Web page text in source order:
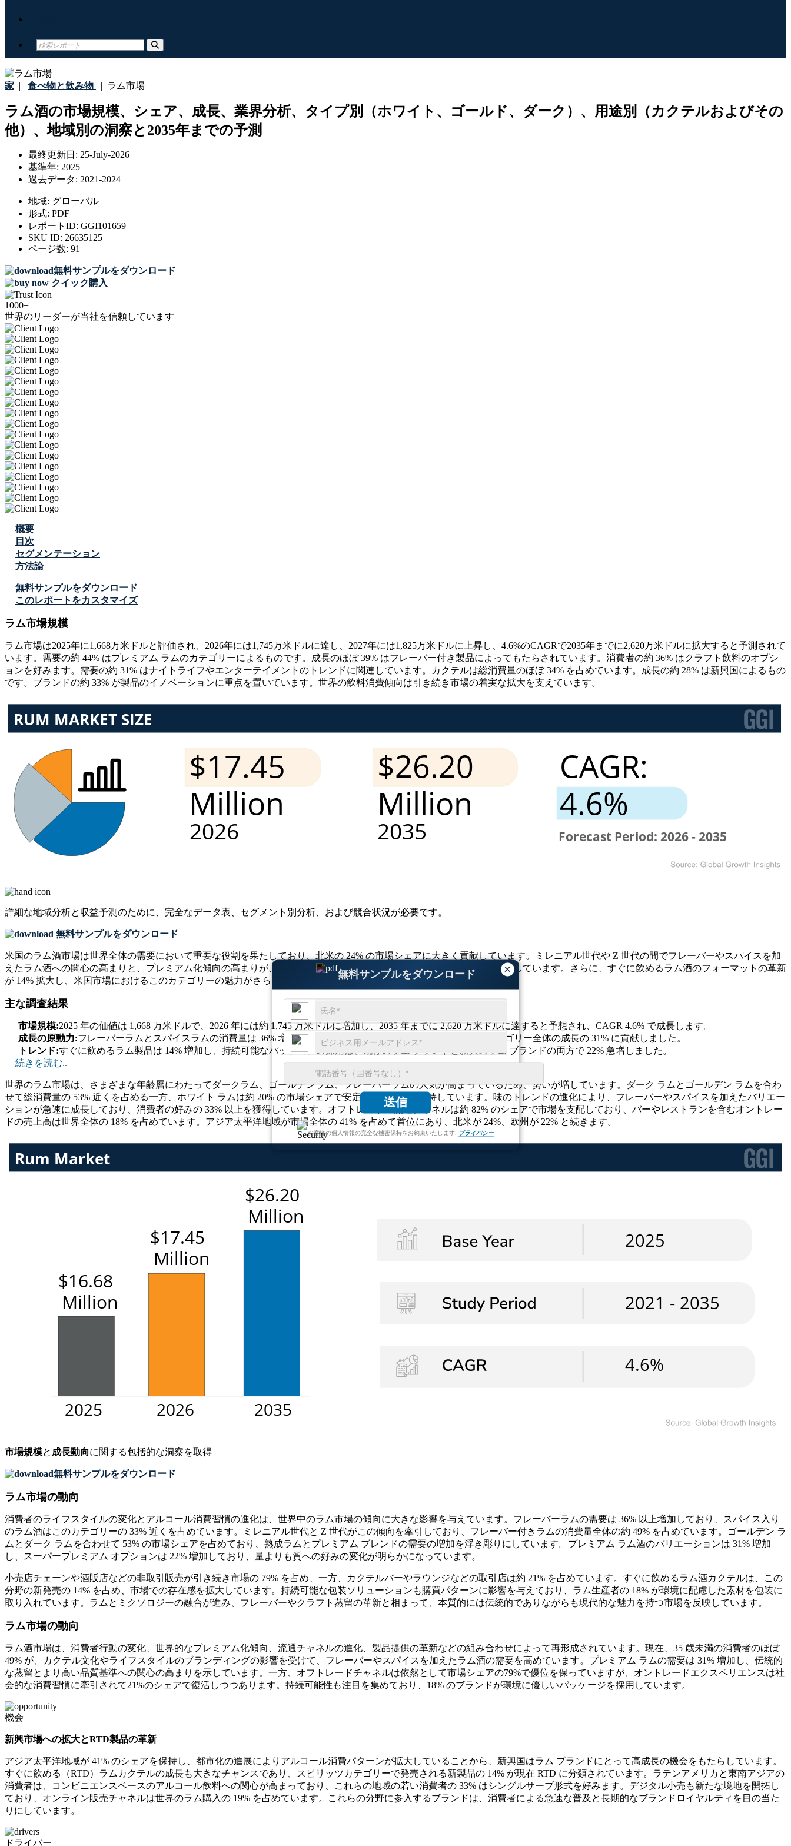
家 | 食べ物と飲み物 | ラム市場
ラム酒の市場規模、シェア、成長、業界分析、タイプ別（ホワイト、ゴールド、ダーク）、用途別（カクテルおよびその
他）、地域別の洞察と2035年までの予測
最終更新日: 25-July-2026
基準年: 2025
過去データ: 2021-2024
地域: グローバル
形式: PDF
レポートID: GGI101659
SKU ID: 26635125
ページ数: 91
無料サンプルをダウンロード
クイック購入
1000+
世界のリーダーが当社を信頼しています
×
無料サンプルをダウンロード
送信
お客様の個人情報の完全な機密保持をお約束いたします. プライバシー
概要
目次
セグメンテーション
方法論
無料サンプルをダウンロード
このレポートをカスタマイズ
ラム市場規模
ラム市場は2025年に1,668万米ドルと評価され、2026年には1,745万米ドルに達し、2027年には1,825万米ドルに上昇し、4.6%のCAGRで2035年までに2,620万米ドルに拡大すると予測されて
います。需要の約 44% はプレミアム ラムのカテゴリーによるものです。成長のほぼ 39% はフレーバー付き製品によってもたらされています。消費者の約 36% はクラフト飲料のオプシ
ョンを好みます。需要の約 31% はナイトライフやエンターテイメントのトレンドに関連しています。カクテルは総消費量のほぼ 34% を占めています。成長の約 28% は新興国によるもの
です。ブランドの約 33% が製品のイノベーションに重点を置いています。世界の飲料消費傾向は引き続き市場の着実な拡大を支えています。
詳細な地域分析と収益予測のために、 完全なデータ表、セグメント別分析、および競合状況が必要です。
無料サンプルをダウンロード
米国のラム酒市場は世界全体の需要において重要な役割を果たしており、北米の 24% の市場シェアに大きく貢献しています。ミレニアル世代や Z 世代の間でフレーバーやスパイスを加
えたラム酒への関心の高まりと、プレミアム化傾向の高まりが、貿易内および貿易外のチャネル全体で消費の増加を推進しています。さらに、すぐに飲めるラム酒のフォーマットの革新
が 14% 拡大し、米国市場におけるこのカテゴリーの魅力がさらに高まりました。
主な調査結果
市場規模:2025 年の価値は 1,668 万米ドルで、2026 年には約 1,745 万米ドルに増加し、2035 年までに 2,620 万米ドルに達すると予想され、CAGR 4.6% で成長します。
成長の原動力:フレーバーラムとスパイスラムの消費量は 36% 増加し、プレミアムセグメントの拡大が全世界のカテゴリー全体の成長の 31% に貢献しました。
トレンド:すぐに飲めるラム製品は 14% 増加し、持続可能なパッケージの採用は、既存のラム ブランドと新興のラム ブランドの両方で 22% 急増しました。
続きを読む..
世界のラム市場は、さまざまな年齢層にわたってダークラム、ゴールデンラム、フレーバーラムの人気が高まっているため、勢いが増しています。ダーク ラムとゴールデン ラムを合わ
せて総消費量の 53% 近くを占める一方、ホワイト ラムは約 20% の市場シェアで安定した存在感を維持しています。味のトレンドの進化により、フレーバーやスパイスを加えたバリエー
ションが急速に成長しており、消費者の好みの 33% 以上を獲得しています。オフトレードの流通チャネルは約 82% のシェアで市場を支配しており、バーやレストランを含むオントレー
ドの売上高は世界全体の 18% を占めています。アジア太平洋地域が市場全体の 41% を占めて首位にあり、北米が 24%、欧州が 22% と続きます。
市場規模と 成長動向に関する包括的な洞察を取得
無料サンプルをダウンロード
ラム市場の動向
消費者のライフスタイルの変化とアルコール消費習慣の進化は、世界中のラム市場の傾向に大きな影響を与えています。フレーバーラムの需要は 36% 以上増加しており、スパイス入り
のラム酒はこのカテゴリーの 33% 近くを占めています。ミレニアル世代と Z 世代がこの傾向を牽引しており、フレーバー付きラムの消費量全体の約 49% を占めています。ゴールデン ラ
ムとダーク ラムを合わせて 53% の市場シェアを占めており、熟成ラムとプレミアム ブレンドの需要の増加を浮き彫りにしています。プレミアム ラム酒のバリエーションは 31% 増加
し、スーパープレミアム オプションは 22% 増加しており、量よりも質への好みの変化が明らかになっています。
小売店チェーンや酒販店などの非取引販売が引き続き市場の 79% を占め、一方、カクテルバーやラウンジなどの取引店は約 21% を占めています。すぐに飲めるラム酒カクテルは、この
分野の新発売の 14% を占め、市場での存在感を拡大しています。持続可能な包装ソリューションも購買パターンに影響を与えており、ラム生産者の 18% が環境に配慮した素材を包装に
取り入れています。ラムとミクソロジーの融合が進み、フレーバーやクラフト蒸留の革新と相まって、本質的には伝統的でありながらも現代的な魅力を持つ市場を反映しています。
ラム市場の動向
ラム酒市場は、消費者行動の変化、世界的なプレミアム化傾向、流通チャネルの進化、製品提供の革新などの組み合わせによって再形成されています。現在、35 歳未満の消費者のほぼ
49% が、カクテル文化やライフスタイルのブランディングの影響を受けて、フレーバーやスパイスを加えたラム酒の需要を高めています。プレミアム ラムの需要は 31% 増加し、伝統的
な蒸留とより高い品質基準への関心の高まりを示しています。一方、オフトレードチャネルは依然として市場シェアの79%で優位を保っていますが、オントレードエクスペリエンスは社
会的な消費習慣に牽引されて21%のシェアで復活しつつあります。持続可能性も注目を集めており、18% のブランドが環境に優しいパッケージを採用しています。
機会
新興市場への拡大とRTD製品の革新
アジア太平洋地域が 41% のシェアを保持し、都市化の進展によりアルコール消費パターンが拡大していることから、新興国はラム ブランドにとって高成長の機会をもたらしています。
すぐに飲める（RTD）ラムカクテルの成長も大きなチャンスであり、スピリッツカテゴリーで発売される新製品の 14% が現在 RTD に分類されています。ラテンアメリカと東南アジアの
消費者は、コンビニエンスベースのアルコール飲料への関心が高まっており、これらの地域の若い消費者の 33% はシングルサーブ形式を好みます。デジタル小売も新たな境地を開拓し
ており、オンライン販売チャネルは世界のラム購入の 19% を占めています。これらの分野に参入するブランドは、消費者による急速な普及と長期的なブランドロイヤルティを目の当た
りにしています。
ドライバー